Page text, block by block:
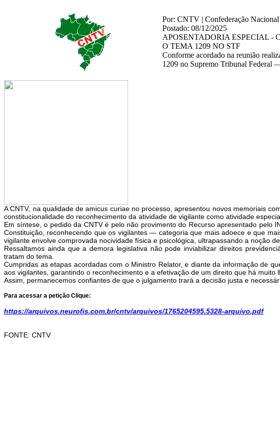
Por: CNTV | Confederação
Postado: 08/12/2025
APOSENTADORIA ESPECIAL -
O TEMA 1209 NO STF
Conforme acordado na reunião
1209 no Supremo Tribunal Federal
A CNTV, na qualidade de amicus curiae no processo, apresentou novos memoriais
constitucionalidade do reconhecimento da atividade de vigilante como atividade
Em síntese, o pedido da CNTV é pelo não provimento do Recurso apresentado pelo
Constituição, reconhecendo que os vigilantes — categoria que mais adoece e que
vigilante envolve comprovada nocividade física e psicológica, ultrapassando a noção
Ressaltamos ainda que a demora legislativa não pode inviabilizar direitos
tratam do tema.
Cumpridas as etapas acordadas com o Ministro Relator, e diante da informação de
aos vigilantes, garantindo o reconhecimento e a efetivação de um direito que há muito
Assim, permanecemos confiantes de que o julgamento trará a decisão justa e
Para acessar a petição Clique:
https://arquivos.neurofis.com.br/cntv/arquivos/1765204595.5328-arquivo.pdf
FONTE: CNTV